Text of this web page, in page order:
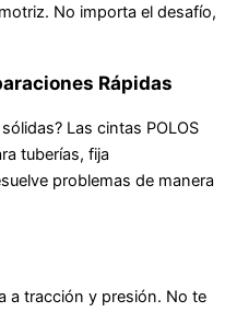
No importa el desafío,
Rápidas
Las cintas POLOS
tuberías, fija
problemas de manera
a tracción y presión. No te